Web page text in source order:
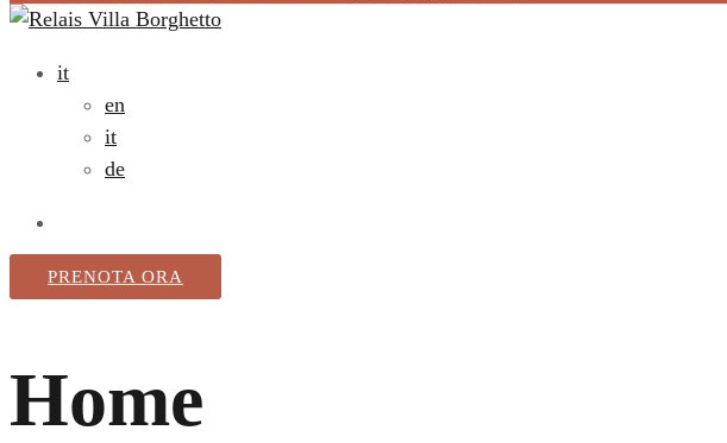
it
en
it
de
PRENOTA ORA
Home